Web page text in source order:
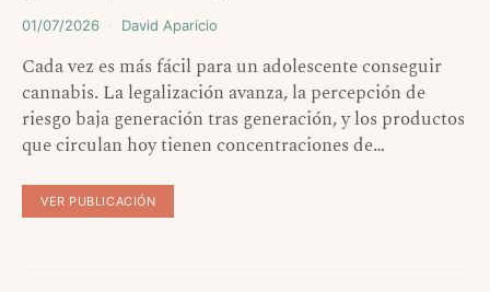
01/07/2026 David Aparicio
Cada vez es más fácil para un adolescente conseguir
cannabis. La legalización avanza, la percepción de
riesgo baja generación tras generación, y los productos
que circulan hoy tienen concentraciones de…
VER PUBLICACIÓN